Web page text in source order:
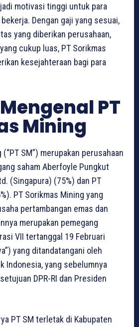
motivasi tinggi untuk para
Dengan gaji yang sesuai,
yang diberikan perusahaan,
cukup luas, PT Sorikmas
kesejahteraan bagi para
PT
Mining
SM”) merupakan perusahaan
saham Aberfoyle Pungkut
(Singapura) (75%) dan PT
PT Sorikmas Mining yang
pertambangan emas dan
merupakan pemegang
VII tertanggal 19 Februari
yang ditandatangani oleh
Indonesia, yang sebelumnya
DPR-RI dan Presiden
PT SM terletak di Kabupaten